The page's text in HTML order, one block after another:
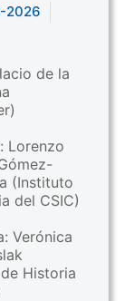
2026
de la
Lorenzo
(Instituto
del CSIC)
Verónica
Historia